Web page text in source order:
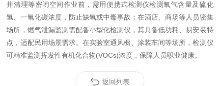
井清理等密闭空间作业前，需用便携式检测仪检测氧气含量及硫化
氢、一氧化碳浓度，防止缺氧或中毒事故；在酒店、商场等人员密集
场所，燃气泄漏监测需配备小型化检测仪，其具备低功耗、易安装特
点，适配民用场景需求。在实验室通风橱、涂装车间等场所，检测仪
可精准监测挥发性有机化合物(VOCs)浓度，保障人员职业健康。
返回列表